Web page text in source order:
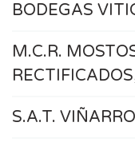
BODEGAS
M.C.R.
S.A.T.